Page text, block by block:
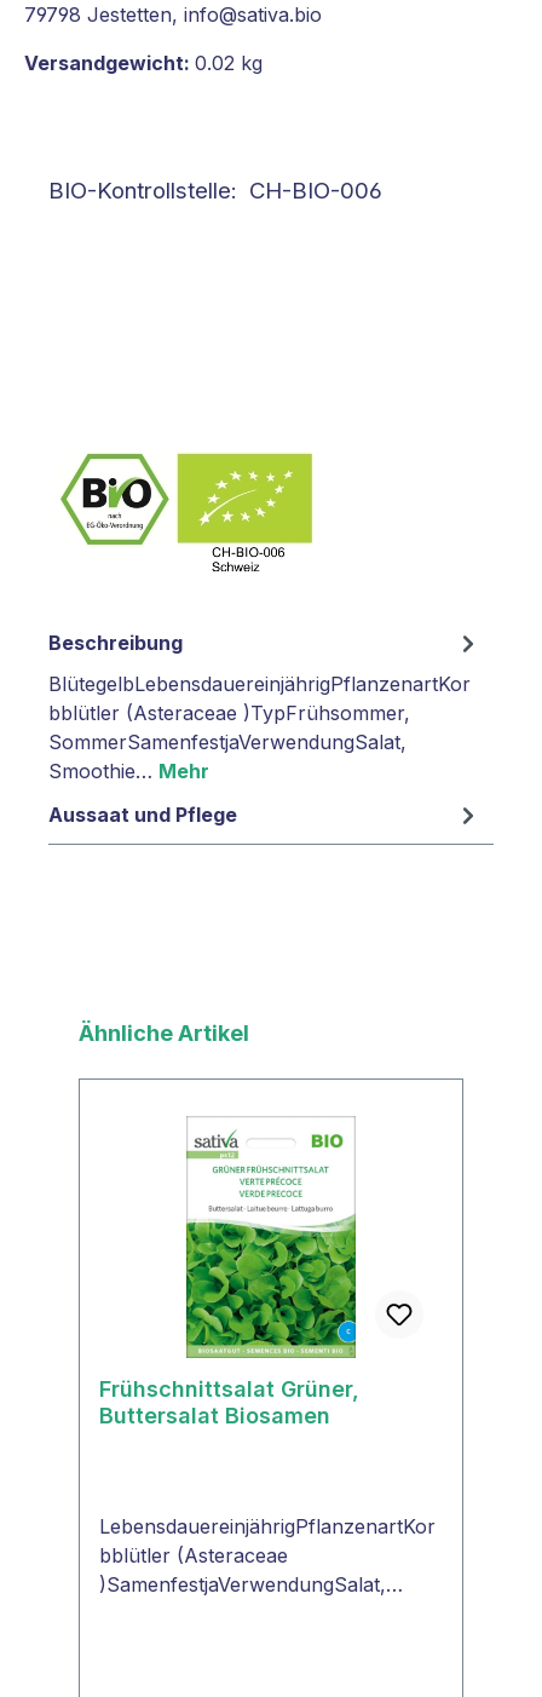
79798 Jestetten, info@sativa.bio
Versandgewicht: 0.02 kg
BIO-Kontrollstelle: CH-BIO-006
Beschreibung
BlütegelbLebensdauereinjährigPflanzenartKor
bblütler (Asteraceae )TypFrühsommer,
SommerSamenfestjaVerwendungSalat,
Smoothie… Mehr
Aussaat und Pflege
Produktgalerie überspringen
Ähnliche Artikel
Frühschnittsalat Grüner,
Buttersalat Biosamen
LebensdauereinjährigPflanzenartKor
bblütler (Asteraceae
)SamenfestjaVerwendungSalat,